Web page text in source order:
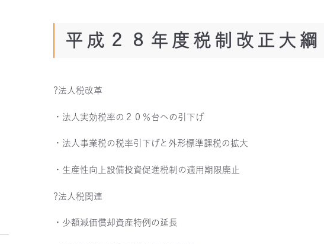
平成２８年度税制改正大
?法人税改革
・法人実効税率の２０％台への引下げ
・法人事業税の税率引下げと外形標準課税の拡大
・生産性向上設備投資促進税制の適用期限廃止
?法人税関連
・少額減価償却資産特例の延長